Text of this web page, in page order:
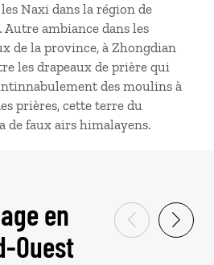
Naxi dans la région de
ambiance dans les
de la province, à Zhongdian
les drapeaux de prière qui
des moulins à
prières, cette terre du
de faux airs himalayens.
en
Ouest